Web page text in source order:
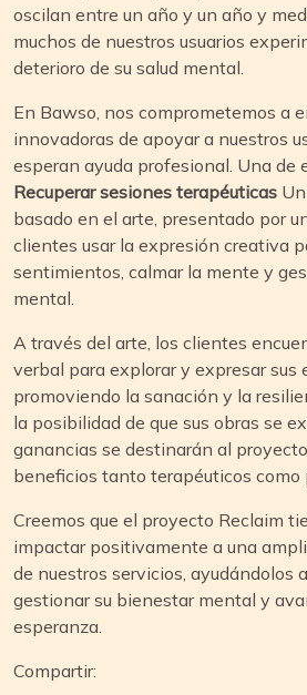
oscilan entre un año y un año y
muchos de nuestros usuarios
deterioro de su salud mental.
En Bawso, nos comprometemos a
innovadoras de apoyar a nuestros
esperan ayuda profesional. Una de
Recuperar sesiones terapéuticas
basado en el arte, presentado por
clientes usar la expresión creativa
sentimientos, calmar la mente y
mental.
A través del arte, los clientes
verbal para explorar y expresar sus
promoviendo la sanación y la
la posibilidad de que sus obras se
ganancias se destinarán al
beneficios tanto terapéuticos como
Creemos que el proyecto Reclaim
impactar positivamente a una
de nuestros servicios, ayudándolos
gestionar su bienestar mental y
esperanza.
Compartir: